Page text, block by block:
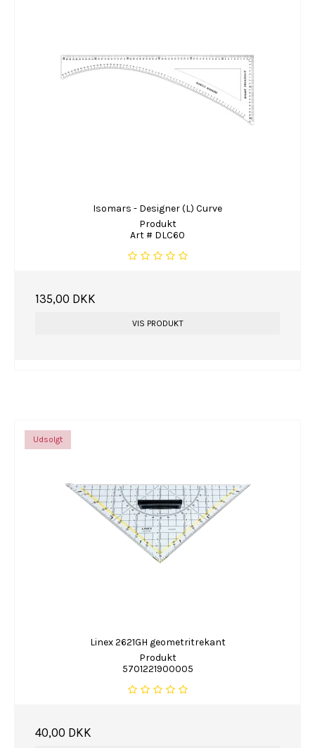
Isomars - Designer (L) Curve
Produkt
Art # DLC60
135,00 DKK
VIS PRODUKT
Udsolgt
Linex 2621GH geometritrekant
Produkt
5701221900005
40,00 DKK